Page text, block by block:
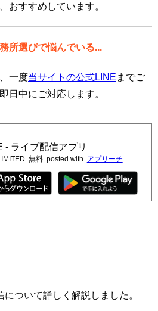
おすすめしています。
所選びで悩んでいる...
一度当サイトの公式LINE までご
日中にご対応します。
- ライブ配信アプリ
無料 posted with アプリーチ
ついて詳しく解説しました。